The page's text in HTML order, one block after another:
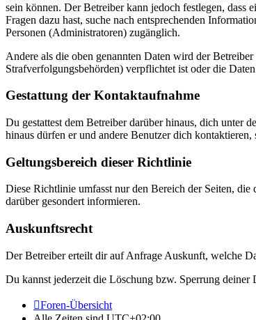
sein können. Der Betreiber kann jedoch festlegen, dass
Fragen dazu hast, suche nach entsprechenden
Personen (Administratoren) zugänglich.
Andere als die oben genannten Daten wird der
Strafverfolgungsbehörden) verpflichtet ist oder die
Gestattung der Kontaktaufnahme
Du gestattest dem Betreiber darüber hinaus, dich unter
hinaus dürfen er und andere Benutzer dich
Geltungsbereich dieser Richtlinie
Diese Richtlinie umfasst nur den Bereich der Seiten,
darüber gesondert informieren.
Auskunftsrecht
Der Betreiber erteilt dir auf Anfrage Auskunft, welche
Du kannst jederzeit die Löschung bzw. Sperrung
Foren-Übersicht